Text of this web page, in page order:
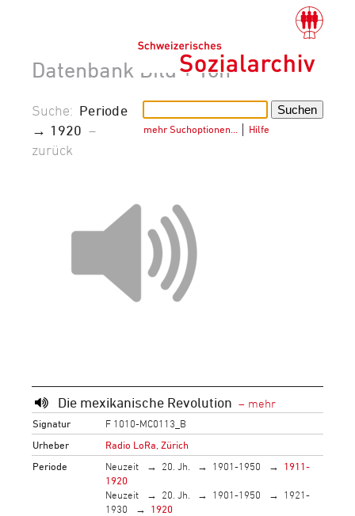
Datenbank Bild + Ton
mehr Suchoptionen… Hilfe
Suche: Periode
→ 1920 –
zurück
Die mexikanische Revolution
Signatur
F 1010-MC0113_B
Urheber
Radio LoRa, Zürich
Periode
Neuzeit 20. Jh. 1901-1950
1911-
1920
Neuzeit
20. Jh. 1901-1950
1921-
1930
1920